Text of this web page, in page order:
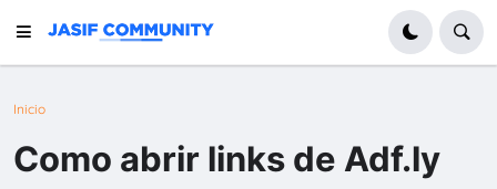
Inicio
Como abrir links de Adf.ly